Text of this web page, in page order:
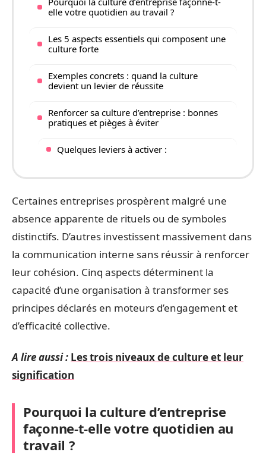
elle votre quotidien au travail ?
Les 5 aspects essentiels qui composent une
culture forte
Exemples concrets : quand la culture
devient un levier de réussite
Renforcer sa culture d’entreprise : bonnes
pratiques et pièges à éviter
Quelques leviers à activer :
Certaines entreprises prospèrent malgré une
absence apparente de rituels ou de symboles
distinctifs. D’autres investissent massivement dans
la communication interne sans réussir à renforcer
leur cohésion. Cinq aspects déterminent la
capacité d’une organisation à transformer ses
principes déclarés en moteurs d’engagement et
d’efficacité collective.
A lire aussi : Les trois niveaux de culture et leur
signification
Pourquoi la culture d’entreprise
façonne-t-elle votre quotidien au
travail ?